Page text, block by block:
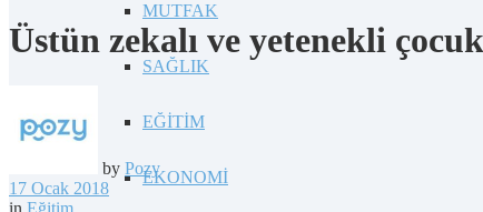
MUTFAK
SAĞLIK
EĞİTİM
EKONOMİ
Üstün zekalı ve yetenekli
by Pozy
17 Ocak 2018
in Eğitim